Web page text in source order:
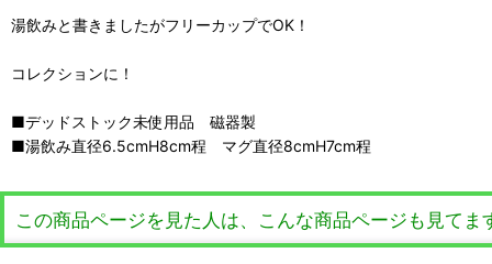
湯飲みと書きましたがフリーカップでOK！
コレクションに！
■デッドストック未使用品 磁器製
■湯飲み直径6.5cmH8cm程 マグ直径8cmH7cm程
この商品ページを見た人は、こんな商品ページも見てま